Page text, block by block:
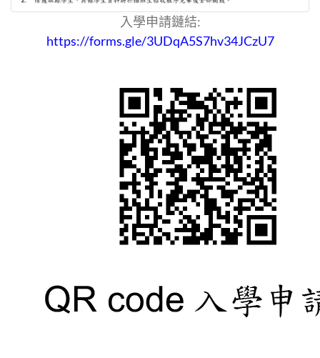
入學申請鏈結:
https://forms.gle/3UDqA5S7hv34JCzU7